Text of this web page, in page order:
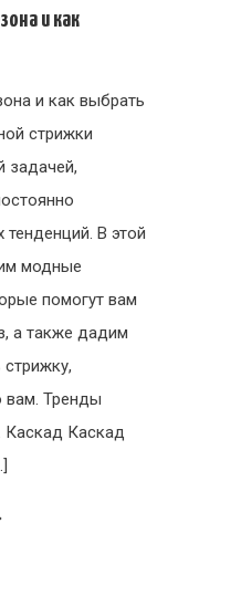
и как
и как выбрать
стрижки
задачей,
В этой
модные
помогут вам
а также дадим
Тренды
Каскад Каскад